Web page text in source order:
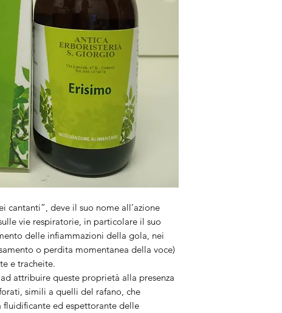
cantanti”, deve il suo nome all’azione
vie respiratorie, in particolare il suo
delle infiammazioni della gola, nei
o perdita momentanea della voce)
e tracheite.
attribuire queste proprietà alla presenza
simili a quelli del rafano, che
fluidificante ed espettorante delle